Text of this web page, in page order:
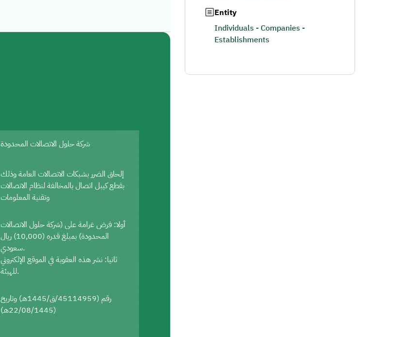
شركة حلول الاتصالات المحدودة
إلحاق الضرر بشبكات الاتصالات العامة وذلك
بقطع كيبل اتصال بالمخالفة لنظام الاتصالات
وتقنية المعلومات
أولا: فرض غرامة على (شركة حلول الاتصالات
المحدودة) بمبلغ قدره (10,000) ريال
سعودي.
ثانيا: نشر هذه العقوبة في الموقع الإلكتروني
للهيئة.
رقم (45114959/ق/1445هـ) وتاريخ
(22/08/1445هـ)
Entity
Individuals - Companies -
Establishments